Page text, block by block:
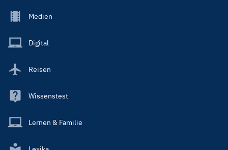
Footer
Main
Medien
Digital
Reisen
Wissenstest
Lernen & Familie